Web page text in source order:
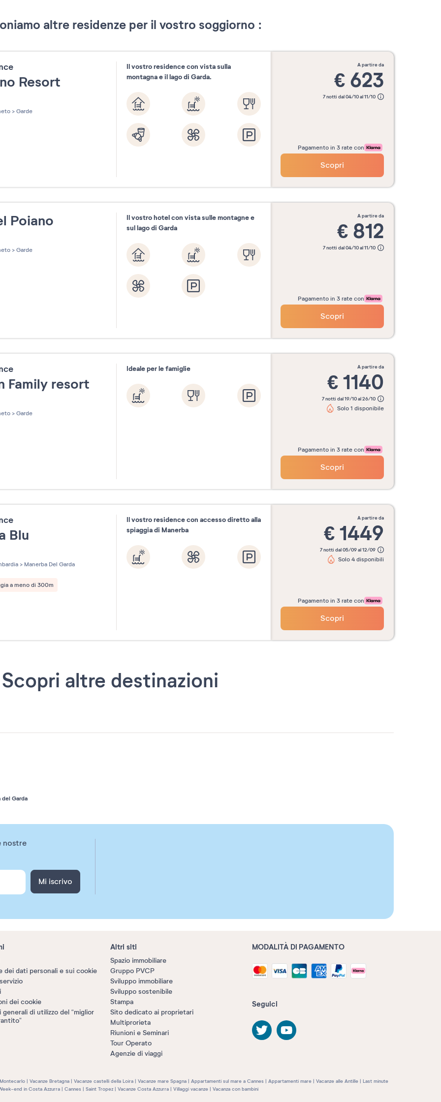
altre residenze per il vostro soggiorno :
Resort
sur 5
> Garde
Il vostro residence con vista sulla
montagna e il lago di Garda.
a partire da
€ 623
7 notti dal 04/10 al 11/10
Pagamento in 3 rate con
Scopri
Poiano
sur 5
> Garde
Il vostro hotel con vista sulle montagne e
sul lago di Garda
a partire da
€ 812
7 notti dal 04/10 al 11/10
Pagamento in 3 rate con
Scopri
Family resort
sur 5
> Garde
Ideale per le famiglie a partire da
€1140
7 notti dal 19/10 al 26/10
Solo 1 disponibile
Pagamento in 3 rate con
Scopri
Blu
sur 5
> Manerba Del Garda
a meno di 300m
Il vostro residence con accesso diretto alla
spiaggia di Manerba
a partire da
€1449
7 notti dal 05/09 al 12/09
Solo 4 disponibili
Pagamento in 3 rate con
Scopri
Scopri altre destinazioni
del Garda
nostre
Mi iscrivo
dei dati personali e sui cookie
dei cookie
generali di utilizzo del “miglior
Altri siti
Spazio immobiliare
Gruppo PVCP
Sviluppo immobiliare
Sviluppo sostenibile
Stampa
Sito dedicato ai proprietari
Multiprorieta
Riunioni e Seminari
Tour Operato
Agenzie di viaggi
MODALITÀ DI PAGAMENTO
Seguici
Vacanze Bretagna Vacanze castelli della Loira Vacanze mare Spagna Appartamenti sul mare a Cannes Appartamenti mare Vacanze alle Antille
Last minute
end in Costa Azzurra Cannes Saint Tropez Vacanze Costa Azzurra Villaggi vacanze Vacanza con bambini